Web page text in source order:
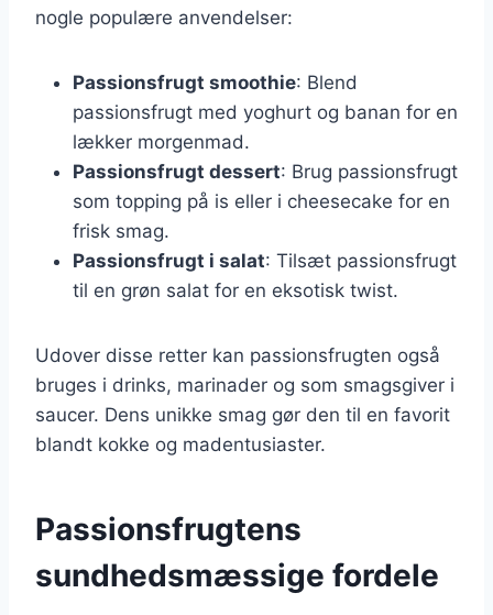
nogle populære anvendelser:
Passionsfrugt smoothie: Blend
passionsfrugt med yoghurt og banan for en
lækker morgenmad.
Passionsfrugt dessert: Brug passionsfrugt
som topping på is eller i cheesecake for en
frisk smag.
Passionsfrugt i salat: Tilsæt passionsfrugt
til en grøn salat for en eksotisk twist.
Udover disse retter kan passionsfrugten også
bruges i drinks, marinader og som smagsgiver i
saucer. Dens unikke smag gør den til en favorit
blandt kokke og madentusiaster.
Passionsfrugtens
sundhedsmæssige fordele